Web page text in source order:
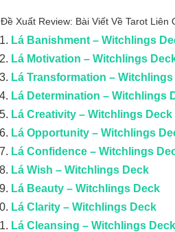
Đề Xuất Review: Bài Viết Về Tarot
Lá Banishment – Witchlings
Lá Motivation – Witchlings
Lá Transformation – Witchlings
Lá Determination – Witchlings
Lá Creativity – Witchlings Deck
Lá Opportunity – Witchlings
Lá Confidence – Witchlings
Lá Wish – Witchlings Deck
Lá Beauty – Witchlings Deck
Lá Clarity – Witchlings Deck
Lá Cleansing – Witchlings Deck